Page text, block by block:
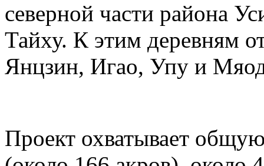
северной части района
Тайху. К этим деревням
Янцзин, Игао, Упу и
Проект охватывает